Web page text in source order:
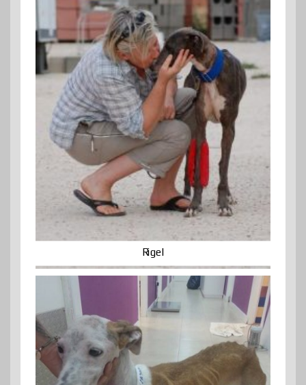
Rigel